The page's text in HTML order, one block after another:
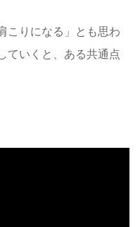
こりになる」とも思わ
ていくと、ある共通点